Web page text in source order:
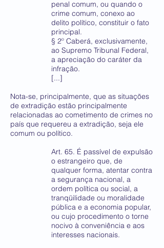
penal comum, ou quando o
crime comum, conexo ao
delito político, constituir o fato
principal.
§ 2º Caberá, exclusivamente,
ao Supremo Tribunal Federal,
a apreciação do caráter da
infração.
[...]
Nota-se, principalmente, que as situações
de extradição estão principalmente
relacionadas ao cometimento de crimes no
país que requereu a extradição, seja ele
comum ou político.
Art. 65. É passível de expulsão
o estrangeiro que, de
qualquer forma, atentar contra
a segurança nacional, a
ordem política ou social, a
tranqüilidade ou moralidade
pública e a economia popular,
ou cujo procedimento o torne
nocivo à conveniência e aos
interesses nacionais.